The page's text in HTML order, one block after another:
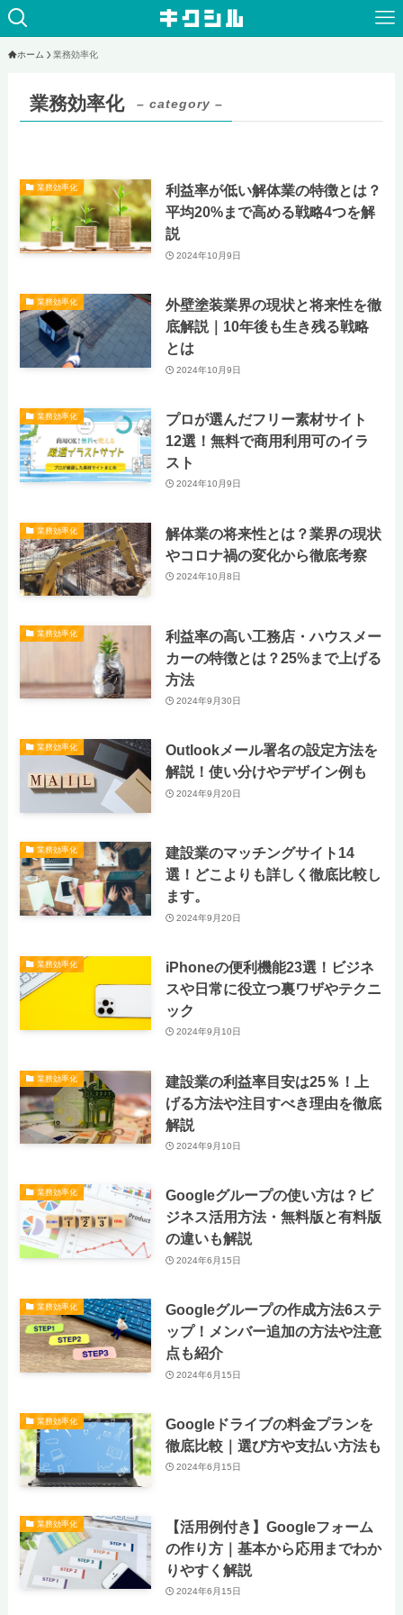
ホーム 業務効率化
業務効率化 – category –
業務効率化
利益率が低い解体業の特徴とは？
平均20%まで高める戦略4つを解
説
2024年10月9日
業務効率化
外壁塗装業界の現状と将来性を徹
底解説｜10年後も生き残る戦略
とは
2024年10月9日
業務効率化
プロが選んだフリー素材サイト
12選！無料で商用利用可のイラ
スト
2024年10月9日
業務効率化
解体業の将来性とは？業界の現状
やコロナ禍の変化から徹底考察
2024年10月8日
業務効率化
利益率の高い工務店・ハウスメー
カーの特徴とは？25%まで上げる
方法
2024年9月30日
業務効率化
Outlookメール署名の設定方法を
解説！使い分けやデザイン例も
2024年9月20日
業務効率化
建設業のマッチングサイト14
選！どこよりも詳しく徹底比較し
ます。
2024年9月20日
業務効率化
iPhoneの便利機能23選！ビジネ
スや日常に役立つ裏ワザやテクニ
ック
2024年9月10日
業務効率化
建設業の利益率目安は25％！上
げる方法や注目すべき理由を徹底
解説
2024年9月10日
業務効率化
Googleグループの使い方は？ビ
ジネス活用方法・無料版と有料版
の違いも解説
2024年6月15日
業務効率化
Googleグループの作成方法6ステ
ップ！メンバー追加の方法や注意
点も紹介
2024年6月15日
業務効率化
Googleドライブの料金プランを
徹底比較｜選び方や支払い方法も
2024年6月15日
業務効率化
【活用例付き】Googleフォーム
の作り方｜基本から応用までわか
りやすく解説
2024年6月15日